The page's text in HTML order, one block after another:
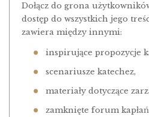
Dołącz do grona
dostęp do wszystkich jego
zawiera między innymi:
inspirujące propozycje
scenariusze katechez,
materiały dotyczące
zamknięte forum